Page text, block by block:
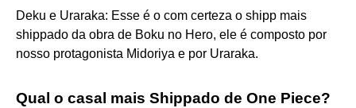
Deku e Uraraka: Esse é o com certeza o shipp mais
shippado da obra de Boku no Hero, ele é composto por
nosso protagonista Midoriya e por Uraraka.
Qual o casal mais Shippado de One Piece?